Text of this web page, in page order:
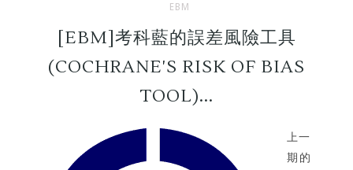
EBM
[EBM]考科藍的誤差風險工具
(COCHRANE'S RISK OF BIAS
TOOL)...
上一
期的